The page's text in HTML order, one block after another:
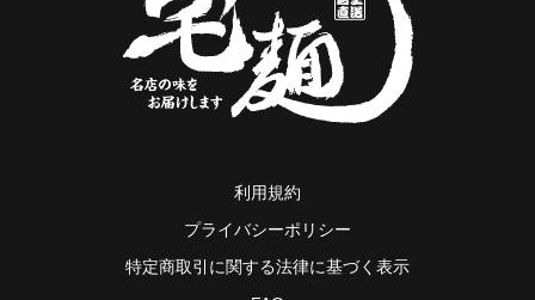
利用規約
プライバシーポリシー
特定商取引に関する法律に基づく表示